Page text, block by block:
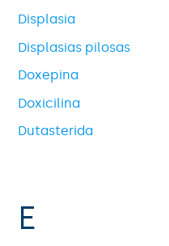
Displasia
Displasias pilosas
Doxepina
Doxicilina
Dutasterida
E